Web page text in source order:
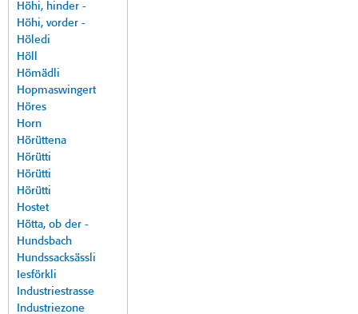
Höhi, hinder -
Höhi, vorder -
Höledi
Höll
Hömädli
Hopmaswingert
Höres
Horn
Hörüttena
Hörütti
Hörütti
Hörütti
Hostet
Hötta, ob der -
Hundsbach
Hundssacksässli
Iesförkli
Industriestrasse
Industriezone